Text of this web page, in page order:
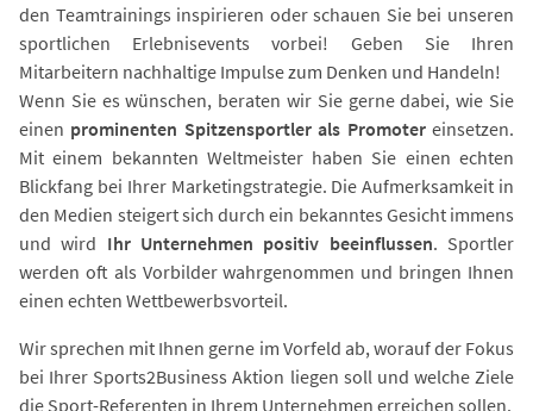
den Teamtrainings inspirieren oder schauen Sie bei unseren
sportlichen Erlebnisevents vorbei! Geben Sie Ihren
Mitarbeitern nachhaltige Impulse zum Denken und Handeln!
Wenn Sie es wünschen, beraten wir Sie gerne dabei, wie Sie
einen prominenten Spitzensportler als Promotereinsetzen.
Mit einem bekannten Weltmeister haben Sie einen echten
Blickfang bei Ihrer Marketingstrategie. Die Aufmerksamkeit in
den Medien steigert sich durch ein bekanntes Gesicht immens
und wird Ihr Unternehmen positiv beeinflussen. Sportler
werden oft als Vorbilder wahrgenommen und bringen Ihnen
einen echten Wettbewerbsvorteil.
Wir sprechen mit Ihnen gerne im Vorfeld ab, worauf der Fokus
bei Ihrer Sports2Business Aktion liegen soll und welche Ziele
die Sport-Referenten in Ihrem Unternehmen erreichen sollen.